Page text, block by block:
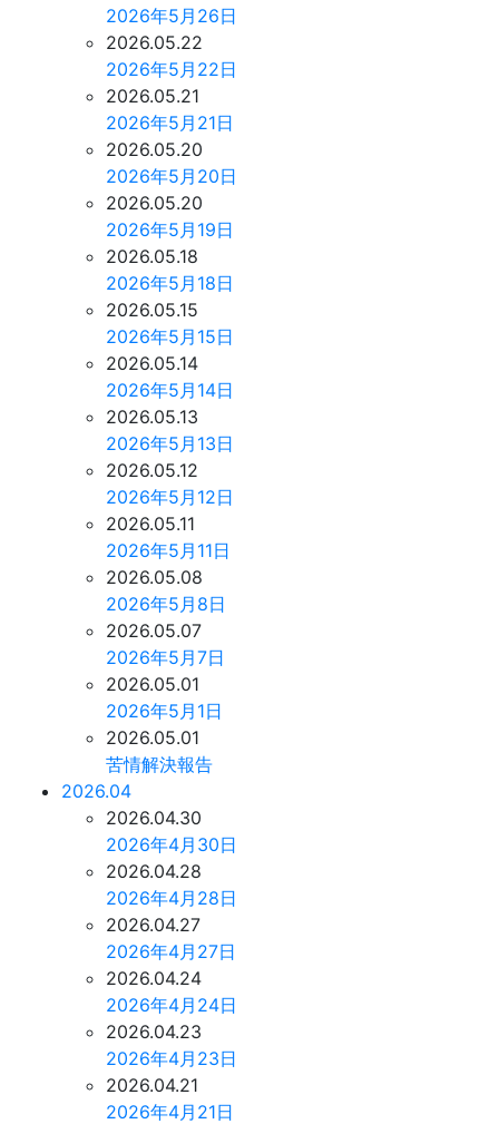
2026年5月26日
2026.05.22
2026年5月22日
2026.05.21
2026年5月21日
2026.05.20
2026年5月20日
2026.05.20
2026年5月19日
2026.05.18
2026年5月18日
2026.05.15
2026年5月15日
2026.05.14
2026年5月14日
2026.05.13
2026年5月13日
2026.05.12
2026年5月12日
2026.05.11
2026年5月11日
2026.05.08
2026年5月8日
2026.05.07
2026年5月7日
2026.05.01
2026年5月1日
2026.05.01
苦情解決報告
2026.04
2026.04.30
2026年4月30日
2026.04.28
2026年4月28日
2026.04.27
2026年4月27日
2026.04.24
2026年4月24日
2026.04.23
2026年4月23日
2026.04.21
2026年4月21日